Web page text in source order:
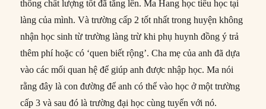
thông chất lượng tốt đã tăng lên. Ma Hang học tiểu học tại
làng của mình. Và trường cấp 2 tốt nhất trong huyện không
nhận học sinh từ trường làng trừ khi phụ huynh đồng ý trả
thêm phí hoặc có ‘quen biết rộng’. Cha mẹ của anh đã dựa
vào các mối quan hệ để giúp anh được nhập học. Ma nói
rằng đây là con đường để anh có thể vào học ở một trường
cấp 3 và sau đó là trường đại học cùng tuyến với nó.